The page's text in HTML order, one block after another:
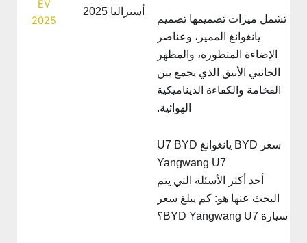
تشمل ميزات تصميمها تصميم
يانغوانغ المميز، وعناصر
الإضاءة المتطورة، والمظهر
الجانبي الأنيق الذي يجمع بين
الفخامة والكفاءة الديناميكية
الهوائية.
سعر BYD يانغوانغ U7 BYD
Yangwang U7
أحد أكثر الأسئلة التي يتم
البحث عنها هو: كم يبلغ سعر
سيارة BYD Yangwang U7؟
أستراليا 2025